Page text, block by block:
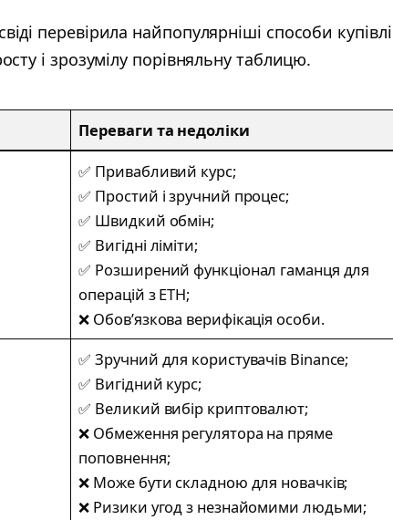
перевірила найпопулярніші способи купівлі
і зрозумілу порівняльну таблицю.
Переваги та недоліки
✅ Привабливий курс;
✅ Простий і зручний процес;
✅ Швидкий обмін;
✅ Вигідні ліміти;
✅ Розширений функціонал гаманця для
операцій з ETH;
❌ Обов’язкова верифікація особи.
✅ Зручний для користувачів Binance;
✅ Вигідний курс;
✅ Великий вибір криптовалют;
❌ Обмеження регулятора на пряме
поповнення;
❌ Може бути складною для новачків;
❌ Ризики угод з незнайомими людьми;